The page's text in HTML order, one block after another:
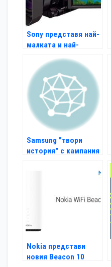
Sony представя най-
малката и най-
видеокамера
Samsung "твори
история" с кампания
Nokia представи
новия Beacon 10